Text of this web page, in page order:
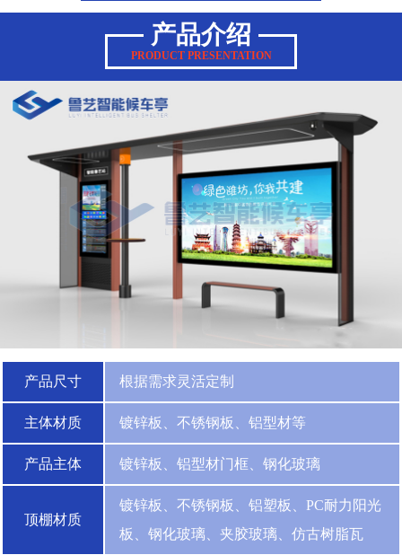
产品介绍
PRODUCT PRESENTATION
产品尺寸 根据需求灵活定制
主体材质 镀锌板、不锈钢板、铝型材等
产品主体 镀锌板、铝型材门框、钢化玻璃
顶棚材质
镀锌板、不锈钢板、铝塑板、PC耐力阳光
板、钢化玻璃、夹胶玻璃、仿古树脂瓦